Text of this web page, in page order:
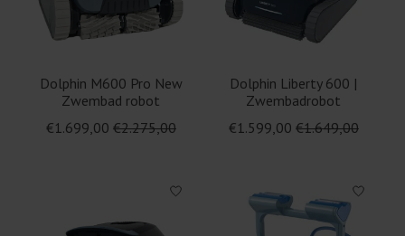
Dolphin M600 Pro New
Zwembad robot
€1.699,00 €2.275,00
Dolphin Liberty 600 |
Zwembadrobot
€1.599,00 €1.649,00